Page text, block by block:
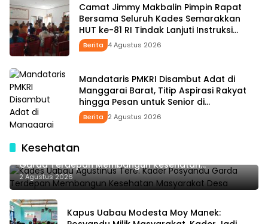
Camat Jimmy Makbalin Pimpin Rapat
Bersama Seluruh Kades Semarakkan
HUT ke-81 RI Tindak Lanjuti Instruksi
Bupati SBS dan Wabup HMS
Berita 4 Agustus 2026
Mandataris PMKRI Disambut Adat di
Manggarai Barat, Titip Aspirasi Rakyat
hingga Pesan untuk Senior di
Pemerintahan
Berita 2 Agustus 2026
Kesehatan
Kades Uabau Agustinus Tere: Kader Posyandu
Garda Terdepan Membangun Kesehatan
Masyarakat Desa
2 Agustus 2026
Kapus Uabau Modesta Moy Manek: